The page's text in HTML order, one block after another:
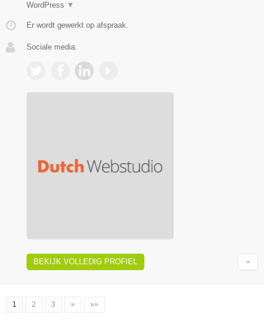
WordPress ▼
Er wordt gewerkt op afspraak.
Sociale media:
BEKIJK VOLLEDIG PROFIEL
1 2 3 » »»